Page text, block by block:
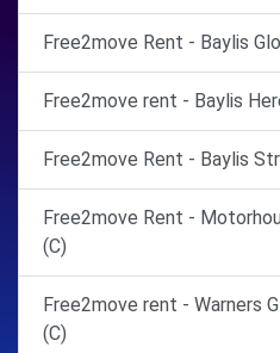
Free2move Rent - Baylis
Free2move rent - Baylis
Free2move Rent - Baylis
Free2move Rent -
(C)
Free2move rent - Warners
(C)